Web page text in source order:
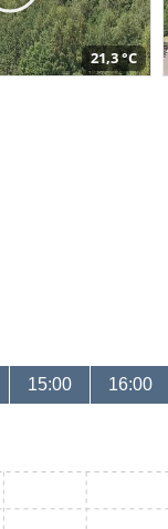
21,3 °C
15:00 16:00